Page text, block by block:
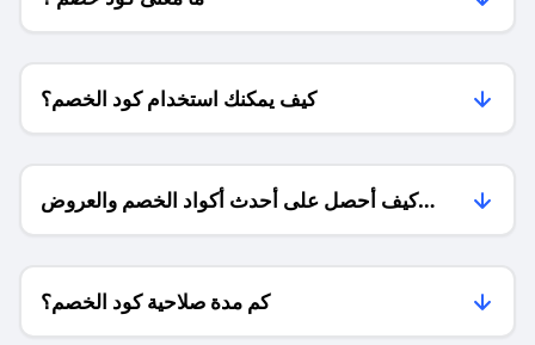
كيف يمكنك استخدام كود الخصم؟
كيف أحصل على أحدث أكواد الخصم والعروض
للمتاجر؟
كم مدة صلاحية كود الخصم؟